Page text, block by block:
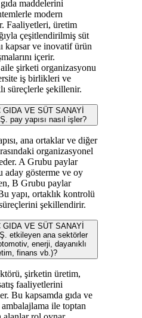
maddelerini
modern
Faaliyetleri, üretim
çeşitlendirilmiş süt
kapsar ve inovatif ürün
içerir.
aile şirketi organizasyonu
iş birlikleri ve
süreçlerle şekillenir.
GIDA VE SÜT SANAYİ
pay yapısı nasıl işler?
ana ortaklar ve diğer
organizasyonel
A Grubu paylar
aday gösterme ve oy
B Grubu paylar
yapı, ortaklık kontrolü
şekillendirir.
GIDA VE SÜT SANAYİ
etkileyen ana sektörler
enerji, dayanıklı
finans vb.)?
şirketin üretim,
faaliyetlerini
Bu kapsamda gıda ve
ile toptan